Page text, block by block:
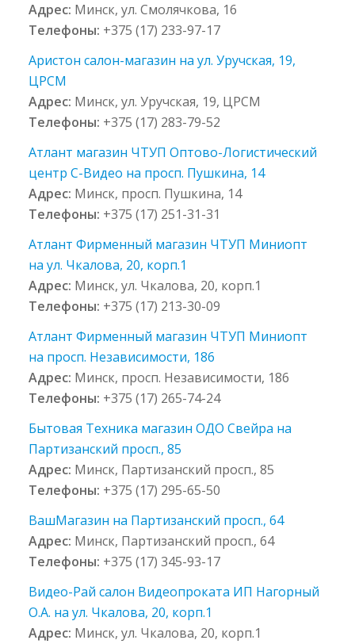
Адрес: Минск, ул. Смолячкова, 16
Телефоны: +375 (17) 233-97-17
Аристон салон-магазин на ул. Уручская, 19,
ЦРСМ
Адрес: Минск, ул. Уручская, 19, ЦРСМ
Телефоны: +375 (17) 283-79-52
Атлант магазин ЧТУП Оптово-Логистический
центр С-Видео на просп. Пушкина, 14
Адрес: Минск, просп. Пушкина, 14
Телефоны: +375 (17) 251-31-31
Атлант Фирменный магазин ЧТУП Миниопт
на ул. Чкалова, 20, корп.1
Адрес: Минск, ул. Чкалова, 20, корп.1
Телефоны: +375 (17) 213-30-09
Атлант Фирменный магазин ЧТУП Миниопт
на просп. Независимости, 186
Адрес: Минск, просп. Независимости, 186
Телефоны: +375 (17) 265-74-24
Бытовая Техника магазин ОДО Свейра на
Партизанский просп., 85
Адрес: Минск, Партизанский просп., 85
Телефоны: +375 (17) 295-65-50
ВашМагазин на Партизанский просп., 64
Адрес: Минск, Партизанский просп., 64
Телефоны: +375 (17) 345-93-17
Видео-Рай салон Видеопроката ИП Нагорный
О.А. на ул. Чкалова, 20, корп.1
Адрес: Минск, ул. Чкалова, 20, корп.1